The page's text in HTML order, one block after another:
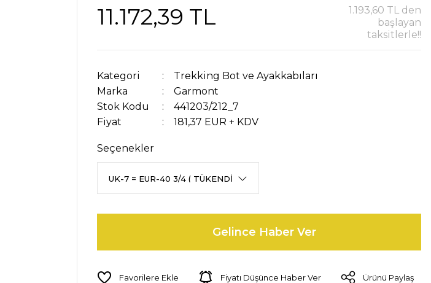
11.172,39 TL
1.193,60 TL den
başlayan
taksitlerle!!
Kategori
Trekking Bot ve Ayakkabıları
Marka
Garmont
Stok Kodu
441203/212_7
Fiyat
181,37 EUR + KDV
Seçenekler
Gelince Haber Ver
Fiyatı Düşünce Haber Ver Ürünü Paylaş